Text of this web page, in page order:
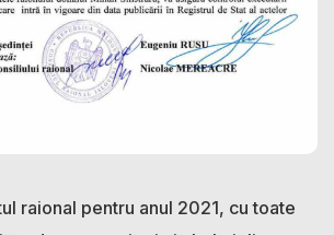
raional pentru anul 2021, cu toate